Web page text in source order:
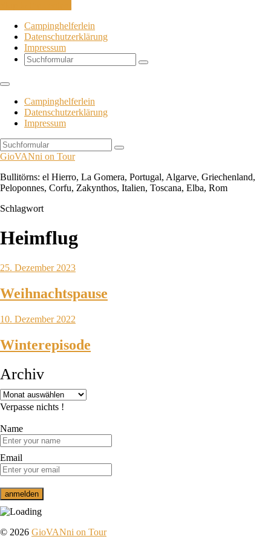
Campinghelferlein
Datenschutzerklärung
Impressum
Search
Campinghelferlein
Datenschutzerklärung
Impressum
Search
GioVANni on Tour
Bullitörns: el Hierro, La Gomera, Portugal, Algarve, Griechenland,
Peloponnes, Corfu, Zakynthos, Italien, Toscana, Elba, Rom
Schlagwort
Heimflug
25. Dezember 2023
Weihnachtspause
10. Dezember 2022
Winterepisode
Archiv
Verpasse nichts !
Name
Email
© 2026 GioVANni on Tour